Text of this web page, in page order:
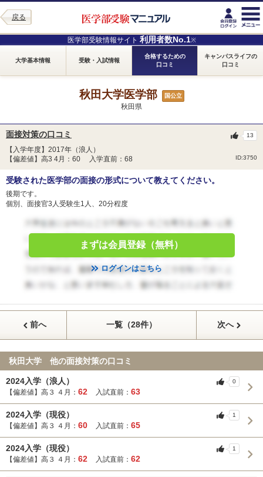
戻る
医学部受験情報サイト 利用者数No.1※
大学基本情報 受験・入試情報
合格するための
口コミ
キャンパスライフの
口コミ
秋田大学医学部 国公立
秋田県
面接対策の口コミ
【入学年度】2017年（浪人）
【偏差値】高3 4月：60 入学直前：68
ID:3750
13
受験された医学部の面接の形式について教えてください。
後期です。
個別、面接官3人受験生1人、20分程度
まずは会員登録（無料）
ログインはこちら
前へ 一覧（28件） 次へ
秋田大学 他の面接対策の口コミ
2024入学（浪人）
【偏差値】高３ ４月： 62 入試直前： 63
0
2024入学（現役）
【偏差値】高３ ４月： 60 入試直前： 65
1
2024入学（現役）
【偏差値】高３ ４月： 62 入試直前： 62
1